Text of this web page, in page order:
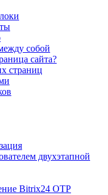
собой
сайта?
страниц
двухэтапной
Bitrix24 OTP